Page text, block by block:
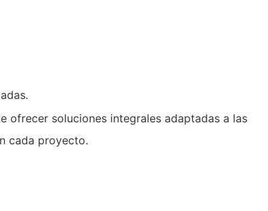
ofrecer soluciones integrales adaptadas a las
cada proyecto.